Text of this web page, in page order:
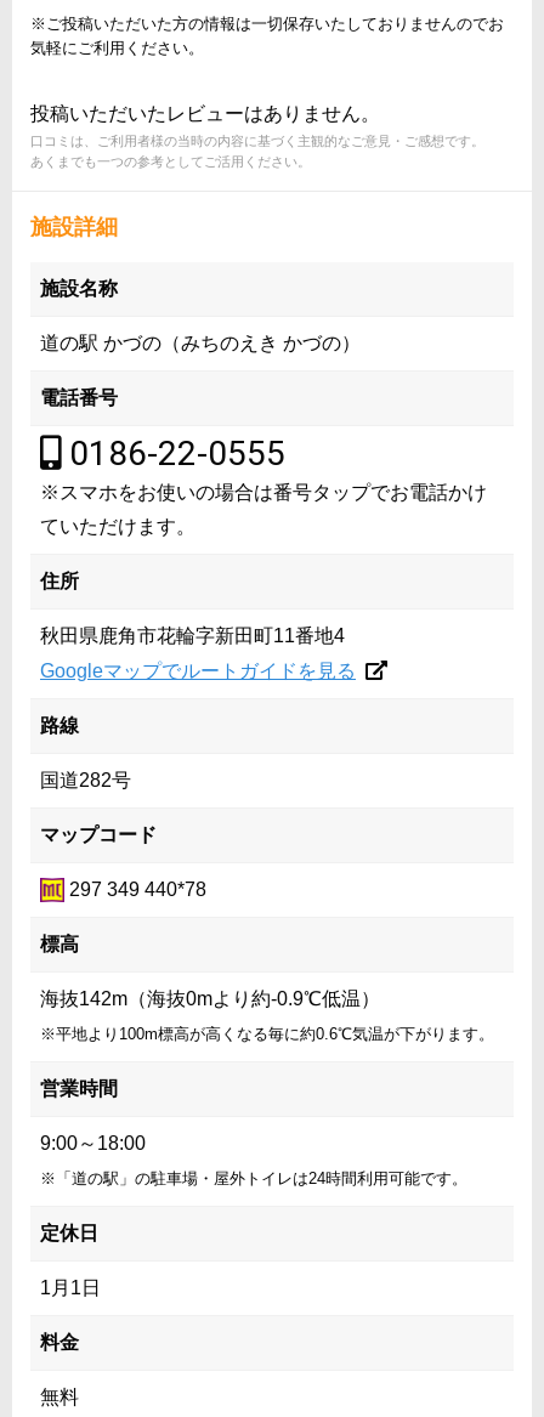
※ご投稿いただいた方の情報は一切保存いたしておりませんのでお
気軽にご利用ください。
投稿いただいたレビューはありません。
口コミは、ご利用者様の当時の内容に基づく主観的なご意見・ご感想です。
あくまでも一つの参考としてご活用ください。
施設詳細
施設名称
道の駅 かづの（みちのえき かづの）
電話番号
0186-22-0555
※スマホをお使いの場合は番号タップでお電話かけ
ていただけます。
住所
秋田県鹿角市花輪字新田町11番地4
Googleマップでルートガイドを見る
路線
国道282号
マップコード
297 349 440*78
標高
海抜142m（海抜0mより約-0.9℃低温）
※平地より100m標高が高くなる毎に約0.6℃気温が下がります。
営業時間
9:00～18:00
※「道の駅」の駐車場・屋外トイレは24時間利用可能です。
定休日
1月1日
料金
無料